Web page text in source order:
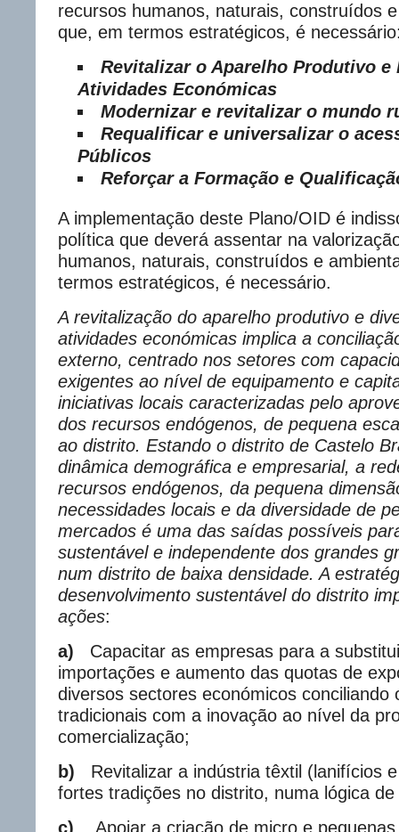
recursos humanos, naturais, construídos
que, em termos estratégicos, é
Revitalizar o Aparelho Produtivo
Atividades Económicas
Modernizar e revitalizar o mundo
Requalificar e universalizar o
Públicos
Reforçar a Formação e
A implementação deste Plano/OID é
política que deverá assentar na
humanos, naturais, construídos e
termos estratégicos, é necessário.
A revitalização do aparelho produtivo e
atividades económicas implica a
externo, centrado nos setores com
exigentes ao nível de equipamento e
iniciativas locais caracterizadas pelo
dos recursos endógenos, de pequena
ao distrito. Estando o distrito de Castelo
dinâmica demográfica e empresarial, a
recursos endógenos, da pequena
necessidades locais e da diversidade de
mercados é uma das saídas possíveis
sustentável e independente dos grandes
num distrito de baixa densidade. A
desenvolvimento sustentável do distrito
ações:
a) Capacitar as empresas para a
importações e aumento das quotas de
diversos sectores económicos conciliando
tradicionais com a inovação ao nível da
comercialização;
b) Revitalizar a indústria têxtil (lanifícios
fortes tradições no distrito, numa lógica
c) Apoiar a criação de micro e